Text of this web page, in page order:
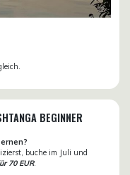
BEGINNER
buche im Juli und
70 EUR.